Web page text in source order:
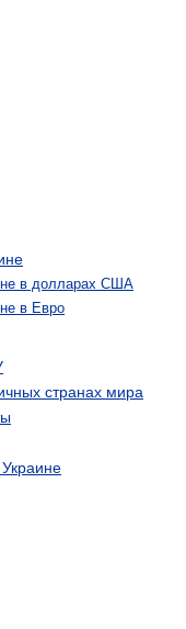
в долларах США
в Евро
странах мира